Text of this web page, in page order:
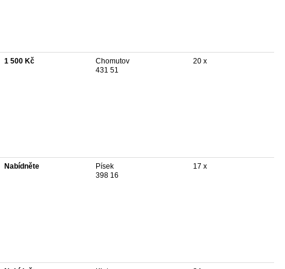
1 500 Kč
Chomutov
431 51
20 x
Nabídněte
Písek
398 16
17 x